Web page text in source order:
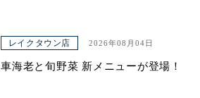
レイクタウン店 2026年08月04日
車海老と旬野菜 新メニューが登場！